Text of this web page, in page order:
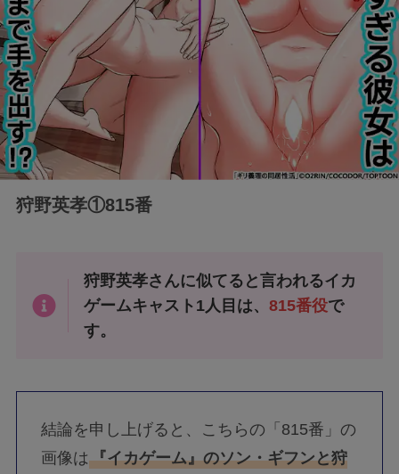
狩野英孝①815番
狩野英孝さんに似てると言われるイカ
ゲームキャスト1人目は、815番役で
す。
結論を申し上げると、こちらの「815番」の
画像は『イカゲーム』のソン・ギフンと狩